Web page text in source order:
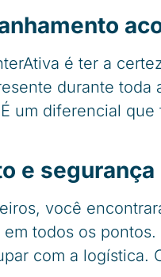
é ter a
durante
um diferencial
e
você
todos os
com a logística.